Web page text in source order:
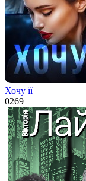
Хочу її
0269